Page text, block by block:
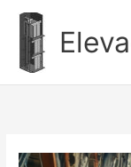
contenido